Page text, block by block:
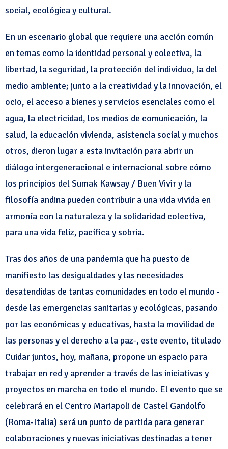
social, ecológica y cultural.
En un escenario global que requiere una acción común
en temas como la identidad personal y colectiva, la
libertad, la seguridad, la protección del individuo, la del
medio ambiente; junto a la creatividad y la innovación, el
ocio, el acceso a bienes y servicios esenciales como el
agua, la electricidad, los medios de comunicación, la
salud, la educación vivienda, asistencia social y muchos
otros, dieron lugar a esta invitación para abrir un
diálogo intergeneracional e internacional sobre cómo
los principios del Sumak Kawsay / Buen Vivir y la
filosofía andina pueden contribuir a una vida vivida en
armonía con la naturaleza y la solidaridad colectiva,
para una vida feliz, pacífica y sobria.
Tras dos años de una pandemia que ha puesto de
manifiesto las desigualdades y las necesidades
desatendidas de tantas comunidades en todo el mundo -
desde las emergencias sanitarias y ecológicas, pasando
por las económicas y educativas, hasta la movilidad de
las personas y el derecho a la paz-, este evento, titulado
Cuidar juntos, hoy, mañana, propone un espacio para
trabajar en red y aprender a través de las iniciativas y
proyectos en marcha en todo el mundo. El evento que se
celebrará en el Centro Mariapoli de Castel Gandolfo
(Roma-Italia) será un punto de partida para generar
colaboraciones y nuevas iniciativas destinadas a tener